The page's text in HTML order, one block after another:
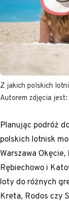
Z jakich polskich
Autorem zdjęcia
Planując podróż
polskich lotnisk
Warszawa
Rębiechowo i
loty do różnych
Kreta, Rodos czy